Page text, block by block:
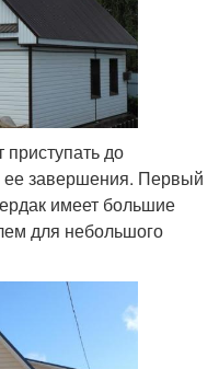
приступать до
ее завершения. Первый
имеет большие
для небольшого